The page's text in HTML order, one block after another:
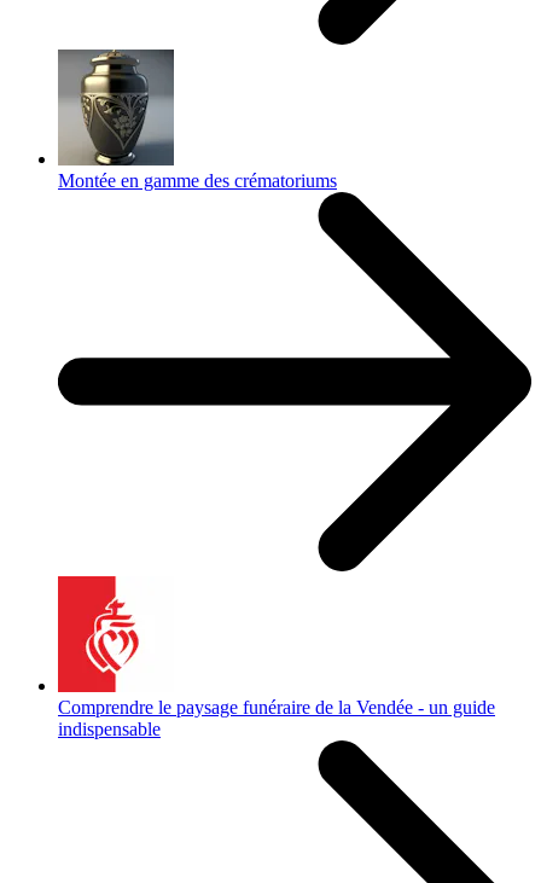
Montée en gamme des crématoriums
Comprendre le paysage funéraire de la Vendée - un guide
indispensable